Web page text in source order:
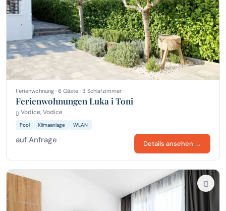
Ferienwohnung · 6 Gäste · 3 Schlafzimmer
Ferienwohnungen Luka i Toni
Vodice, Vodice
Pool Klimaanlage WLAN
auf Anfrage Details ansehen →